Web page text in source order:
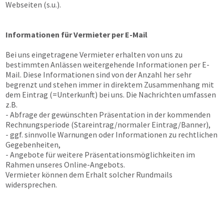
Webseiten (s.u.).
Informationen für Vermieter per E-Mail
Bei uns eingetragene Vermieter erhalten von uns zu
bestimmten Anlässen weitergehende Informationen per E-
Mail. Diese Informationen sind von der Anzahl her sehr
begrenzt und stehen immer in direktem Zusammenhang mit
dem Eintrag (=Unterkunft) bei uns. Die Nachrichten umfassen
z.B.
- Abfrage der gewünschten Präsentation in der kommenden
Rechnungsperiode (Stareintrag/normaler Eintrag/Banner),
- ggf. sinnvolle Warnungen oder Informationen zu rechtlichen
Gegebenheiten,
- Angebote für weitere Präsentationsmöglichkeiten im
Rahmen unseres Online-Angebots.
Vermieter können dem Erhalt solcher Rundmails
widersprechen.